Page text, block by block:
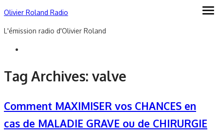
Skip
content
Olivier Roland Radio
L'émission radio d'Olivier Roland
Tag Archives: valve
Comment MAXIMISER vos CHANCES en
cas de MALADIE GRAVE ou de CHIRURGIE